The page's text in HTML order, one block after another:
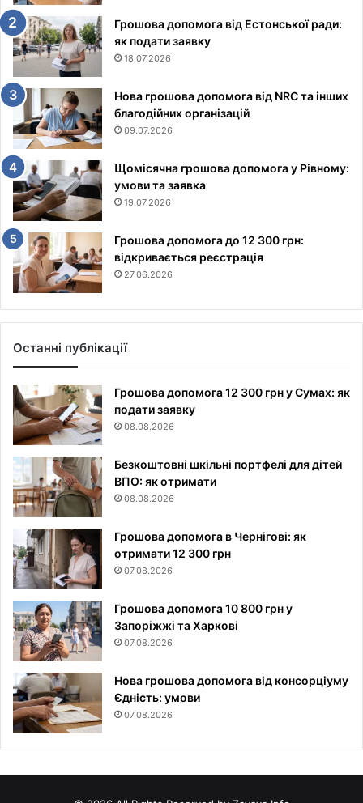
Грошова допомога від Естонської ради:
як подати заявку
18.07.2026
Нова грошова допомога від NRC та інших
благодійних організацій
09.07.2026
Щомісячна грошова допомога у Рівному:
умови та заявка
19.07.2026
Грошова допомога до 12 300 грн:
відкривається реєстрація
27.06.2026
Останні публікації
Грошова допомога 12 300 грн у Сумах: як
подати заявку
08.08.2026
Безкоштовні шкільні портфелі для дітей
ВПО: як отримати
08.08.2026
Грошова допомога в Чернігові: як
отримати 12 300 грн
07.08.2026
Грошова допомога 10 800 грн у
Запоріжжі та Харкові
07.08.2026
Нова грошова допомога від консорціуму
Єдність: умови
07.08.2026